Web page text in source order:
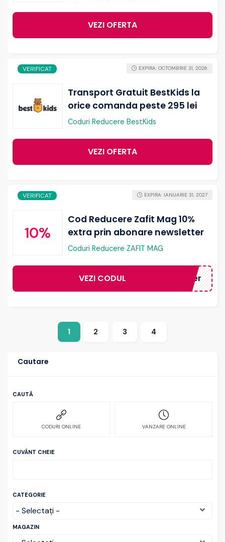
VEZI OFERTA
VERIFICAT
Transport Gratuit BestKids la
orice comanda peste 295 lei
Coduri Reducere BestKids
EXPIRA: OCTOMBRIE 31, 2026
VEZI OFERTA
VERIFICAT
10%
Cod Reducere Zafit Mag 10%
extra prin abonare newsletter
Coduri Reducere ZAFIT MAG
EXPIRA: IANUARIE 31, 2027
VEZI CODUL ewsletter
1 2 3 4
Cautare
CAUTĂ
CODURI ONLINE VANZARE ONLINE
CUVÂNT CHEIE
CATEGORIE
MAGAZIN